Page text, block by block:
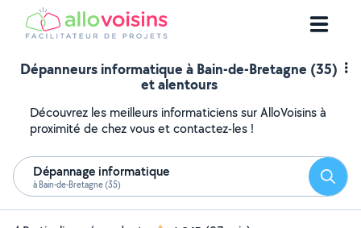
Dépanneurs informatique à Bain-de-Bretagne (35)
et alentours
Découvrez les meilleurs informaticiens sur AlloVoisins à
proximité de chez vous et contactez-les !
Dépannage informatique
à Bain-de-Bretagne (35)